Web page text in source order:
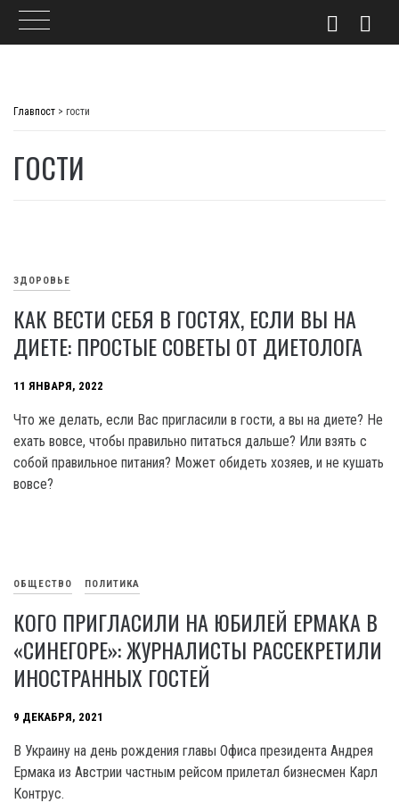
Главпост > гости
ГОСТИ
ЗДОРОВЬЕ
КАК ВЕСТИ СЕБЯ В ГОСТЯХ, ЕСЛИ ВЫ НА
ДИЕТЕ: ПРОСТЫЕ СОВЕТЫ ОТ ДИЕТОЛОГА
11 ЯНВАРЯ, 2022
Что же делать, если Вас пригласили в гости, а вы на диете? Не
ехать вовсе, чтобы правильно питаться дальше? Или взять с
собой правильное питания? Может обидеть хозяев, и не кушать
вовсе?
ОБЩЕСТВО ПОЛИТИКА
КОГО ПРИГЛАСИЛИ НА ЮБИЛЕЙ ЕРМАКА В
«СИНЕГОРЕ»: ЖУРНАЛИСТЫ РАССЕКРЕТИЛИ
ИНОСТРАННЫХ ГОСТЕЙ
9 ДЕКАБРЯ, 2021
В Украину на день рождения главы Офиса президента Андрея
Ермака из Австрии частным рейсом прилетал бизнесмен Карл
Контрус.